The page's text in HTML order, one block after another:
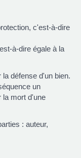
c'est-à-dire
à-dire égale à la
défense d'un bien.
un
la mort d'une
: auteur,